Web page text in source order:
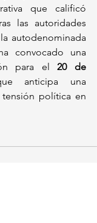
que calificó
las autoridades
autodenominada
convocado una
para el 20 de
anticipa una
política en